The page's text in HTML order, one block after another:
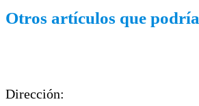
Otros artículos que
Dirección: